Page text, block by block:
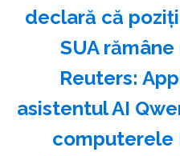
declară că
SUA
Reuters:
asistentul AI
computerele